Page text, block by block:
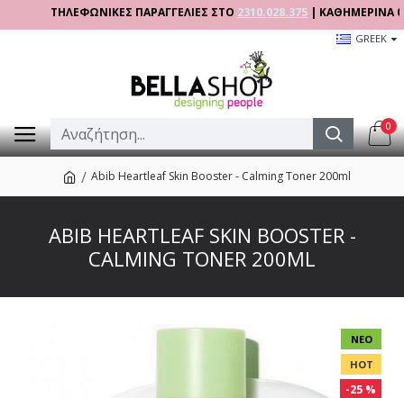
ΤΗΛΕΦΩΝΙΚΕΣ ΠΑΡΑΓΓΕΛΙΕΣ ΣΤΟ 2310.028.375| ΚΑΘΗΜΕΡΙΝΑ 09:00
GREEK
0
Abib Heartleaf Skin Booster - Calming Toner 200ml
ABIB HEARTLEAF SKIN BOOSTER -
CALMING TONER 200ML
ΝΈΟ
HOT
-25 %